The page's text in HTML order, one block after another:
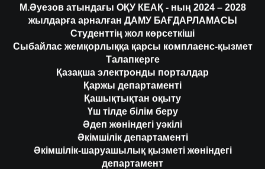
М.Әуезов атындағы ОҚУ КЕАҚ - ның 2024 – 2028
жылдарға арналған ДАМУ БАҒДАРЛАМАСЫ
Студенттің жол көрсеткіші
Сыбайлас жемқорлыққа қарсы комплаенс-қызмет
Талапкерге
Қазақша электронды порталдар
Қаржы департаменті
Қашықтықтан оқыту
Үш тілде білім беру
Әдеп жөніндегі уәкілі
Әкімшілік департаменті
Әкімшілік-шаруашылық қызметі жөніндегі
департамент